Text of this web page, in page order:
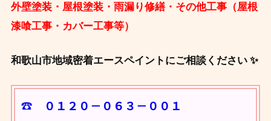
外壁塗装・屋根塗装・雨漏り修繕・その他工事（屋根
漆喰工事・カバー工事等）
和歌山市地域密着エースペイントにご相談ください ✨
☎ ０１２０－０６３－００１